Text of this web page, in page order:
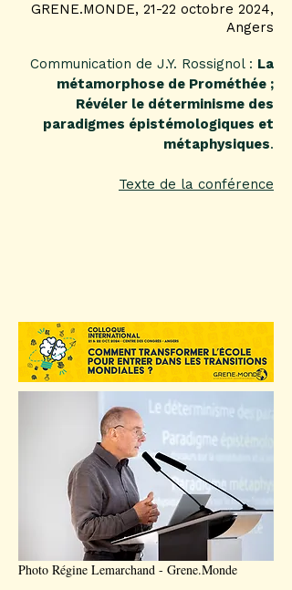
GRENE.MONDE, 21-22 octobre 2024,
Angers
Communication de J.Y. Rossignol : La
métamorphose de Prométhée ;
Révéler le déterminisme des
paradigmes épistémologiques et
métaphysiques.
Texte de la conférence
Photo Régine Lemarchand - Grene.Monde